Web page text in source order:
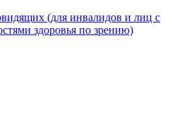
(для инвалидов и лиц с
здоровья по зрению)